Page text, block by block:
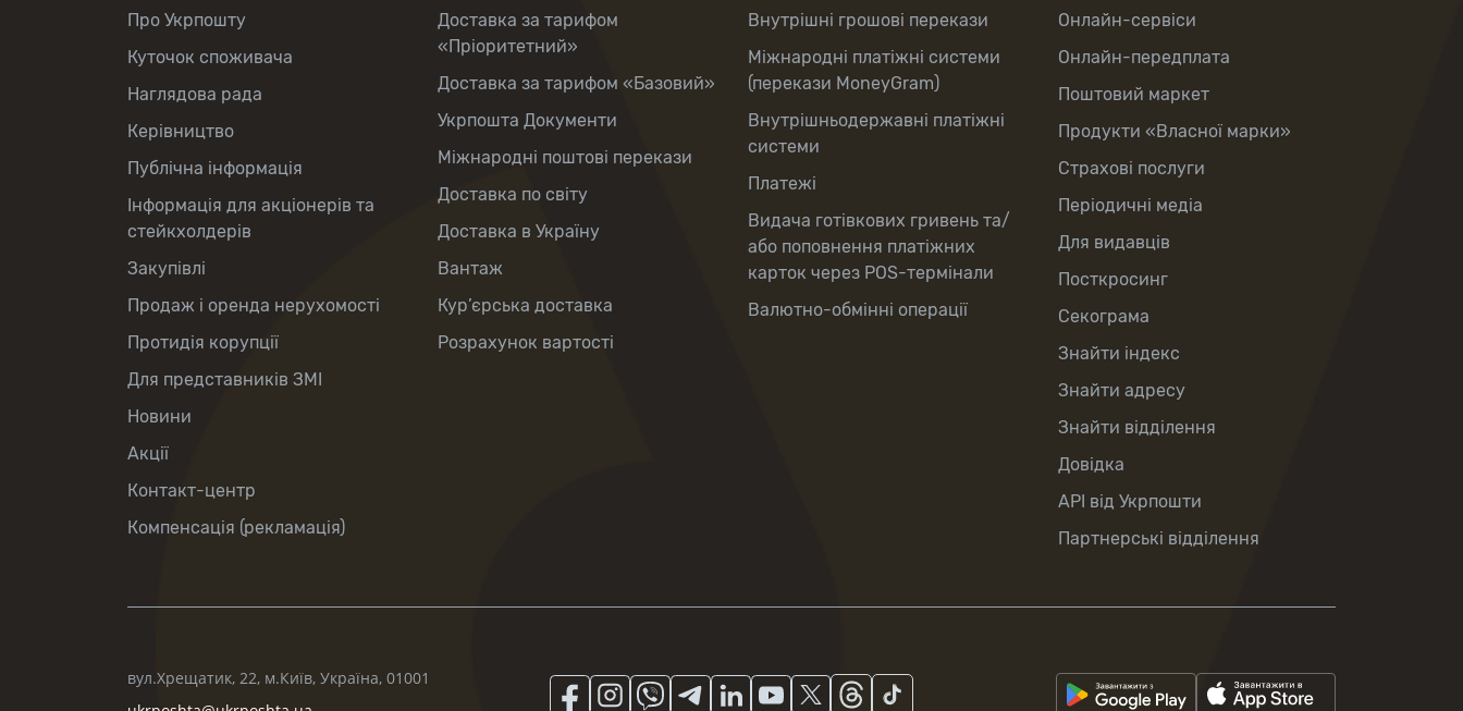
Про Укрпошту
Куточок споживача
Наглядова рада
Керівництво
Публічна інформація
Інформація для акціонерів та
стейкхолдерів
Закупівлі
Продаж і оренда нерухомості
Протидія корупції
Для представників ЗМІ
Новини
Акції
Контакт-центр
Компенсація (рекламація)
Доставка за тарифом
«Пріоритетний»
Доставка за тарифом «Базовий»
Укрпошта Документи
Міжнародні поштові перекази
Доставка по світу
Доставка в Україну
Вантаж
Кур’єрська доставка
Розрахунок вартості
Внутрішні грошові перекази
Міжнародні платіжні системи
(перекази MoneyGram)
Внутрішньодержавні платіжні
системи
Платежі
Видача готівкових гривень та/
або поповнення платіжних
карток через POS-термінали
Валютно-обмінні операції
Онлайн-сервіси
Онлайн-передплата
Поштовий маркет
Продукти «Власної марки»
Страхові послуги
Періодичні медіа
Для видавців
Посткросинг
Секограма
Знайти індекс
Знайти адресу
Знайти відділення
Довідка
API від Укрпошти
Партнерські відділення
вул.Хрещатик, 22, м.Київ, Україна, 01001